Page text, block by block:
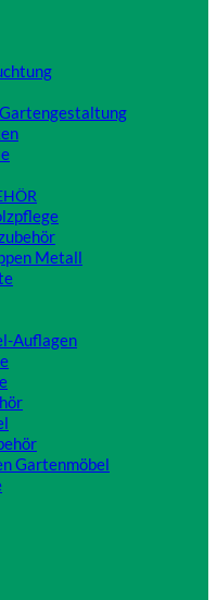
Metall
Auflagen
Gartenmöbel